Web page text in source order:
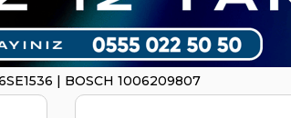
| BOSCH 1006209807